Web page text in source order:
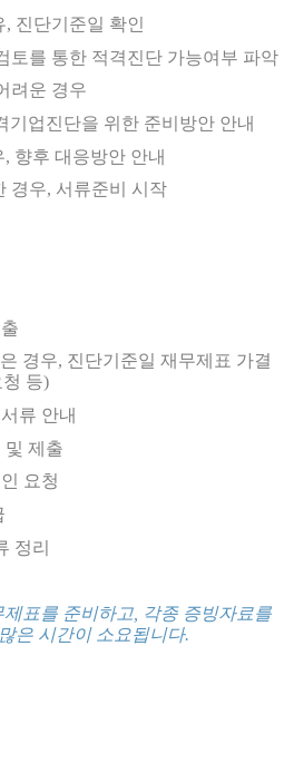
진단기준일 확인
토를 통한 적격진단 가능여부 파악
려운 경우
기업진단을 위한 준비방안 안내
향후 대응방안 안내
경우, 서류준비 시작
경우, 진단기준일 재무제표 가결
등)
류 안내
및 제출
요청
정리
표를 준비하고, 각종 증빙자료를
은 시간이 소요됩니다.